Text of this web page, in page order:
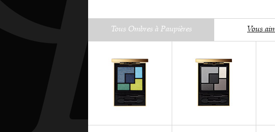
Tous Ombres à Paupières Vous